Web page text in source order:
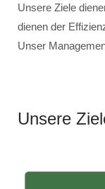
Unsere Ziele
dienen der
Unser
Unsere